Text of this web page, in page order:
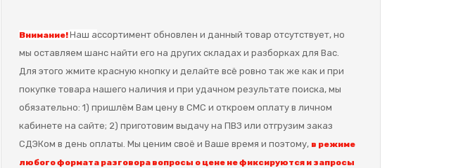
Внимание!Наш ассортимент обновлен и данный товар отсутствует, но
мы оставляем шанс найти его на других складах и разборках для Вас.
Для этого жмите красную кнопку и делайте всё ровно так же как и при
покупке товара нашего наличия и при удачном результате поиска, мы
обязательно: 1) пришлём Вам цену в СМС и откроем оплату в личном
кабинете на сайте; 2) приготовим выдачу на ПВЗ или отгрузим заказ
СДЭКом в день оплаты. Мы ценим своё и Ваше время и поэтому, в режиме
любого формата разговора вопросы о цене не фиксируются и запросы